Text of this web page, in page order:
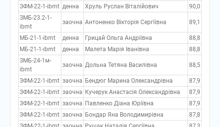
ЗФМ-22-1-ibmt денна Хруль Руслан Віталійович
90,0
ЗМБ-23.2-1-
ibmt
заочна Антоненко Вікторія Сергіївна 89,1
МБ-21-1-ibmt денна Грицай Ольга Андріївна
88,8
МБ-21-1-ibmt
денна Малета Марія Іванівна
88,8
ЗМБ-24-1м-
ibmt
заочна Дольна Тетяна Василівна 88,5
ЗФМ-22-1-ibmt заочна Бендюг Марина Олександрівна
87,9
ЗФМ-22-1-ibmt заочна Кучерук Анастасія Олександрівна
87,9
ЗФМ-22-1-ibmt заочна Павленко Діана Юріївна
87,9
ЗФМ-22-1-ibmt заочна Бондар Яна Володимирівна
87,8